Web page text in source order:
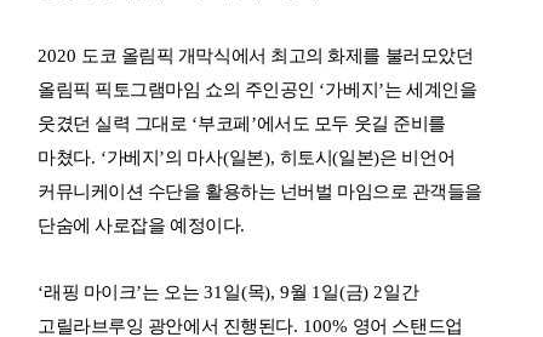
2020 도코 올림픽 개막식에서 최고의 화제를 불러모았던
올림픽 픽토그램마임 쇼의 주인공인 ‘가베지 ’는 세계인을
웃겼던 실력 그대로 ‘부코페 ’에서도 모두 웃길 준비를
마쳤다. ‘가베지 ’의 마사(일본), 히토시(일본)은 비언어
커뮤니케이션 수단을 활용하는 넌버벌 마임으로 관객들을
단숨에 사로잡을 예정이다.
‘래핑 마이크’는 오는31 일(목), 9월 1 일(금) 2일간
고릴라브루잉 광안에서 진행된다. 100% 영어 스탠드업